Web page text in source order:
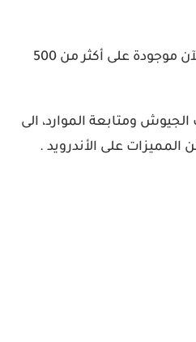
هي واحدة من أقوى العاب إستراتيجية متاحة لهواتف اندرويد، وتم إصدارها لأول مرة في عام 2012، ومنذ تاريخ إصدارها نالت شعبية كبيرة، إلى أن أصبحت الآن موجودة على أكثر من 500
ومتابعة الموارد، الى
على الأندرويد .